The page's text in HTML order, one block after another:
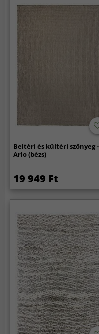
Beltéri és kültéri szőnyeg -
Arlo (bézs)
19 949 Ft